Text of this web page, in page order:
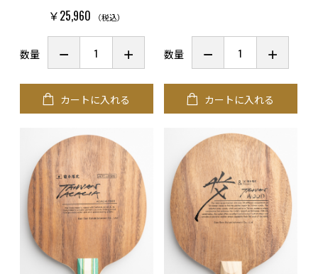
￥25,960 （税込）
数量
カートに入れる
数量
カートに入れる